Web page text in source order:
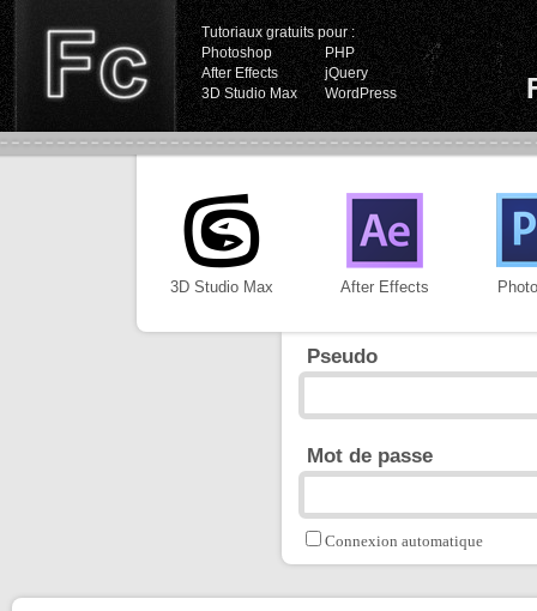
Tutoriaux gratuits pour :
Photoshop
PHP
After Effects
jQuery
3D Studio Max
WordPress
3D Studio Max After Effects
Pseudo
Mot de passe
Connexion automatique